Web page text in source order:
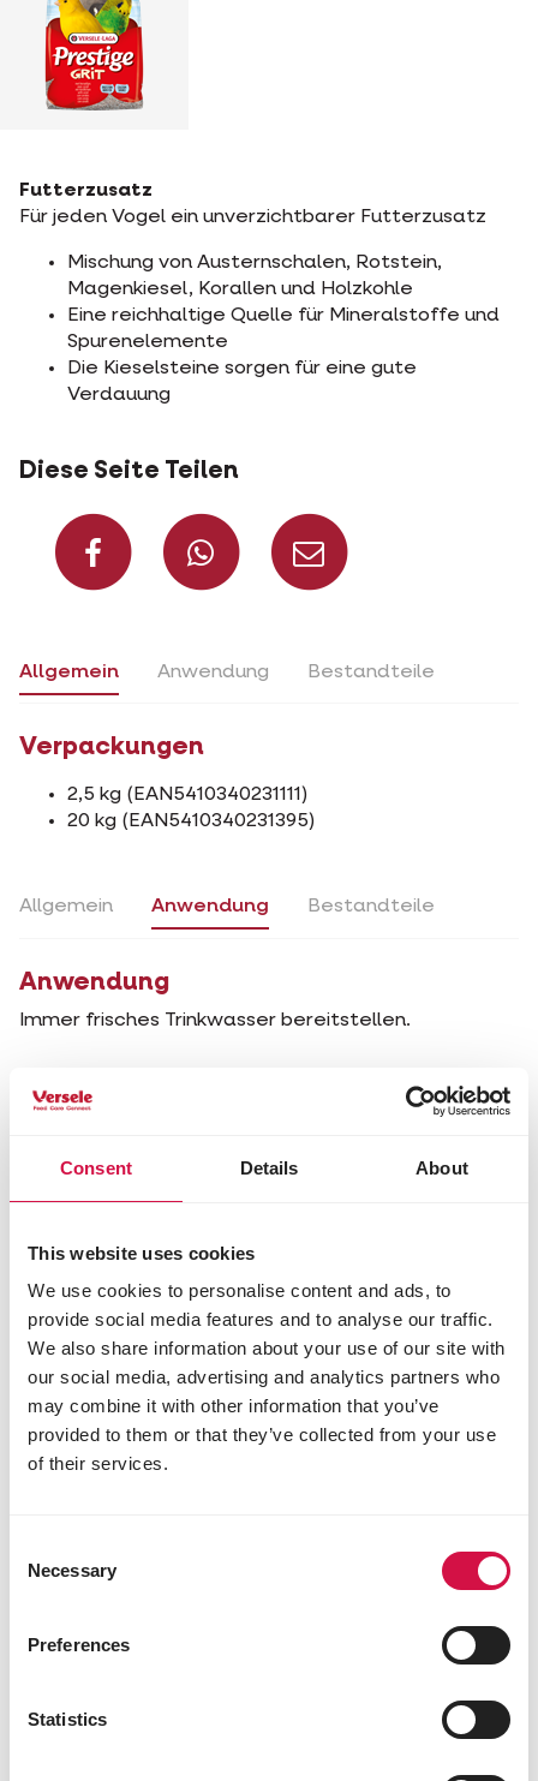
Consent Details About
This website uses cookies
We use cookies to personalise content and ads, to
provide social media features and to analyse our traffic.
We also share information about your use of our site with
our social media, advertising and analytics partners who
may combine it with other information that you’ve
provided to them or that they’ve collected from your use
of their services.
Selection
Necessary
Preferences
Statistics
Futterzusatz
Für jeden Vogel ein unverzichtbarer Futterzusatz
Mischung von Austernschalen, Rotstein,
Magenkiesel, Korallen und Holzkohle
Eine reichhaltige Quelle für Mineralstoffe und
Spurenelemente
Die Kieselsteine sorgen für eine gute
Verdauung
Diese Seite Teilen
Auf Facebook teilen
Auf Whatsapp
Allgemein Anwendung Bestandteile
Verpackungen
2,5 kg (EAN5410340231111)
20 kg (EAN5410340231395)
Allgemein Anwendung Bestandteile
Anwendung
Immer frisches Trinkwasser bereitstellen.
Zusammensetzung
Analytische Bestandteile
Rohasche 98,5%
salzsäureunlösliche Asche 64,0%
Calcium 21,0%
Natrium 0,2%
Phoshpor 0,02%